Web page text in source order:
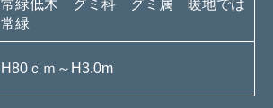
常緑低木 グミ科 グミ属 暖地では
常緑
H80ｃｍ～H3.0m